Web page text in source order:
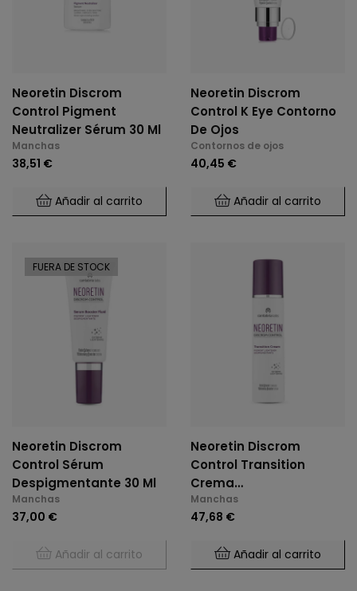
Neoretin Discrom
Control Pigment
Neutralizer Sérum 30 Ml
Manchas
38,51 €
Añadir al carrito
Neoretin Discrom
Control K Eye Contorno
De Ojos
Contornos de ojos
40,45 €
Añadir al carrito
FUERA DE STOCK
Neoretin Discrom
Control Sérum
Despigmentante 30 Ml
Manchas
37,00 €
Añadir al carrito
Neoretin Discrom
Control Transition
Crema
Despigmentante 50 Ml
Manchas
47,68 €
Añadir al carrito